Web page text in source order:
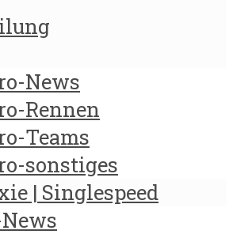
News
Rennen
Teams
sonstiges
| Singlespeed